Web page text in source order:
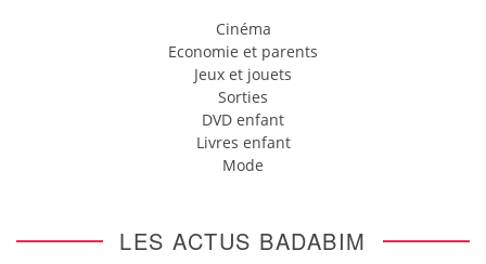
Cinéma
Economie et parents
Jeux et jouets
Sorties
DVD enfant
Livres enfant
Mode
LES ACTUS BADABIM